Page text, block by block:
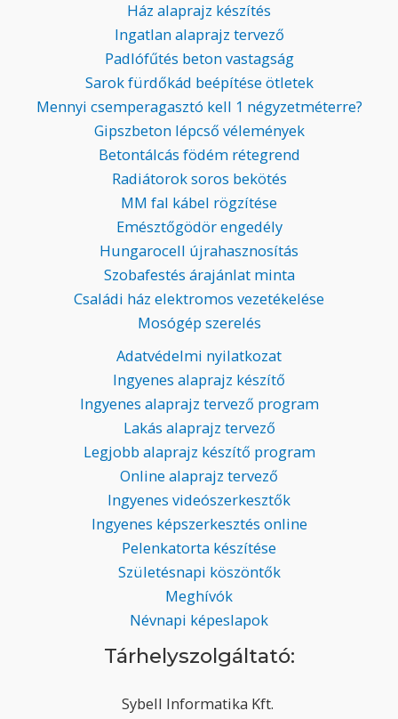
Ház alaprajz készítés
Ingatlan alaprajz tervező
Padlófűtés beton vastagság
Sarok fürdőkád beépítése ötletek
Mennyi csemperagasztó kell 1 négyzetméterre?
Gipszbeton lépcső vélemények
Betontálcás födém rétegrend
Radiátorok soros bekötés
MM fal kábel rögzítése
Emésztőgödör engedély
Hungarocell újrahasznosítás
Szobafestés árajánlat minta
Családi ház elektromos vezetékelése
Mosógép szerelés
Adatvédelmi nyilatkozat
Ingyenes alaprajz készítő
Ingyenes alaprajz tervező program
Lakás alaprajz tervező
Legjobb alaprajz készítő program
Online alaprajz tervező
Ingyenes videószerkesztők
Ingyenes képszerkesztés online
Pelenkatorta készítése
Születésnapi köszöntők
Meghívók
Névnapi képeslapok
Tárhelyszolgáltató:
Sybell Informatika Kft.